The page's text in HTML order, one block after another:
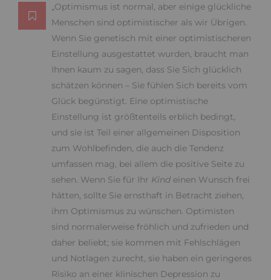
„Optimismus ist normal, aber einige glückliche
Menschen sind optimistischer als wir Übrigen.
Wenn Sie genetisch mit einer optimistischeren
Einstellung ausgestattet wurden, braucht man
Ihnen kaum zu sagen, dass Sie Sich glücklich
schätzen können – Sie fühlen Sich bereits vom
Glück begünstigt. Eine optimistische
Einstellung ist größtenteils erblich bedingt,
und sie ist Teil einer allgemeinen Disposition
zum Wohlbefinden, die auch die Tendenz
umfassen mag, bei allem die positive Seite zu
sehen. Wenn Sie für Ihr Kind einen Wunsch frei
hätten, sollte Sie ernsthaft in Betracht ziehen,
ihm Optimismus zu wünschen. Optimisten
sind normalerweise fröhlich und zufrieden und
daher beliebt; sie kommen mit Fehlschlägen
und Notlagen zurecht, sie haben ein geringeres
Risiko an einer klinischen Depression zu